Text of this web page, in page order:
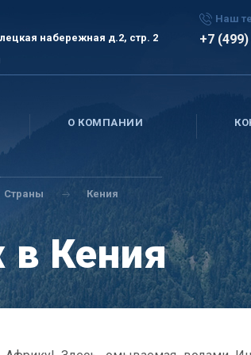
набережная д.2, стр. 2
Наш
+7
О КОМПАНИИ
Страны Кения
Кения